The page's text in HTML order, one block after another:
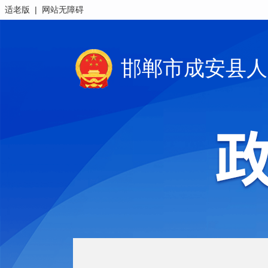
适老版 | 网站无障碍
邯郸市成安县